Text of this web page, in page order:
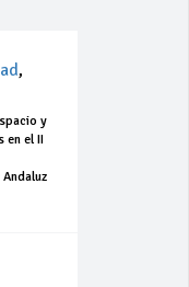
,
y
en el II